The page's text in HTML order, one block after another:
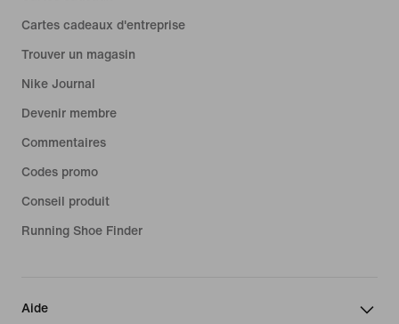
Cartes cadeaux d'entreprise
Trouver un magasin
Nike Journal
Devenir membre
Commentaires
Codes promo
Conseil produit
Running Shoe Finder
Aide